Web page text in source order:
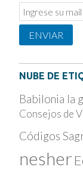
Email
Subscription
ENVIAR
NUBE DE
Babilonia la
Consejos de
Códigos
nesher